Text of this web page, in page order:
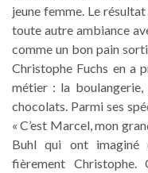
jeune femme. Le
toute autre ambiance
comme un bon pain
Christophe Fuchs en a
métier : la
chocolats. Parmi ses
« C’est Marcel, mon
Buhl qui ont imaginé
fièrement Christophe.